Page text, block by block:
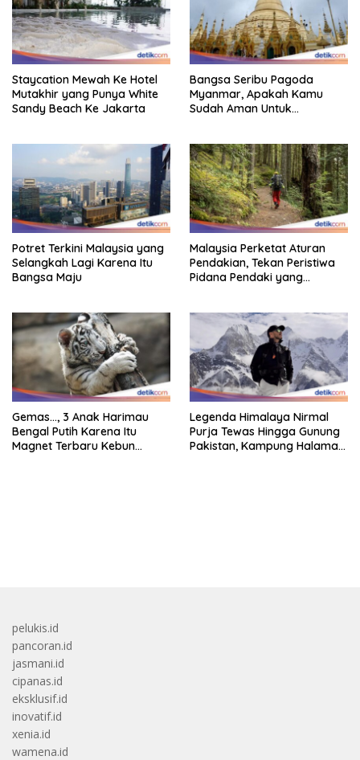
Staycation Mewah Ke Hotel
Mutakhir yang Punya White
Sandy Beach Ke Jakarta
Bangsa Seribu Pagoda
Myanmar, Apakah Kamu
Sudah Aman Untuk
Potret Terkini Malaysia yang
Selangkah Lagi Karena Itu
Bangsa Maju
Malaysia Perketat Aturan
Pendakian, Tekan Peristiwa
Pidana Pendaki yang
Gemas…, 3 Anak Harimau
Bengal Putih Karena Itu
Magnet Terbaru Kebun
Legenda Himalaya Nirmal
Purja Tewas Hingga Gunung
Pakistan, Kampung Halaman
pelukis.id
pancoran.id
jasmani.id
cipanas.id
eksklusif.id
inovatif.id
xenia.id
wamena.id